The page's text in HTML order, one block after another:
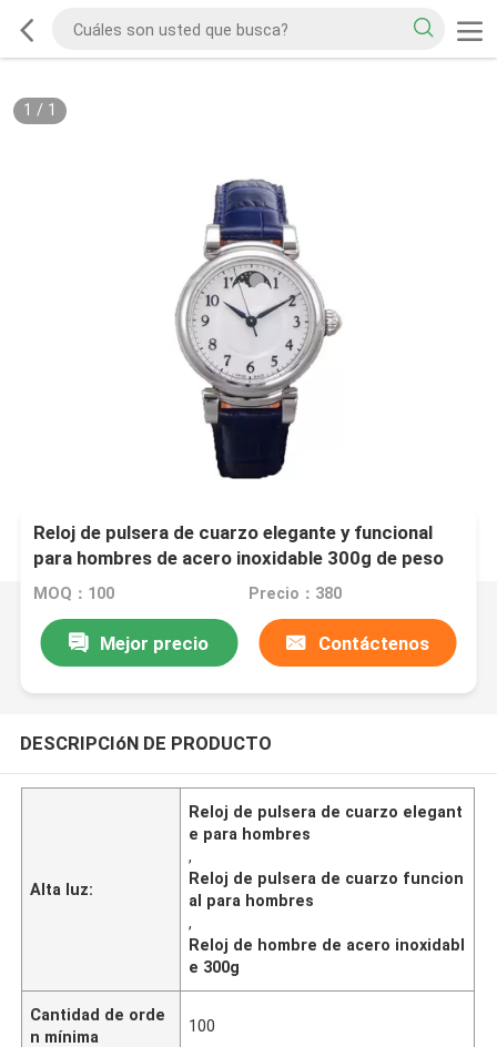
1 / 1
Reloj de pulsera de cuarzo elegante y funcional
para hombres de acero inoxidable 300g de peso
MOQ：100 Precio：380
Mejor precio Contáctenos
DESCRIPCIóN DE PRODUCTO
Alta luz:
Reloj de pulsera de cuarzo elegant
e para hombres
,
Reloj de pulsera de cuarzo funcion
al para hombres
,
Reloj de hombre de acero inoxidabl
e 300g
Cantidad de orde
n mínima
100